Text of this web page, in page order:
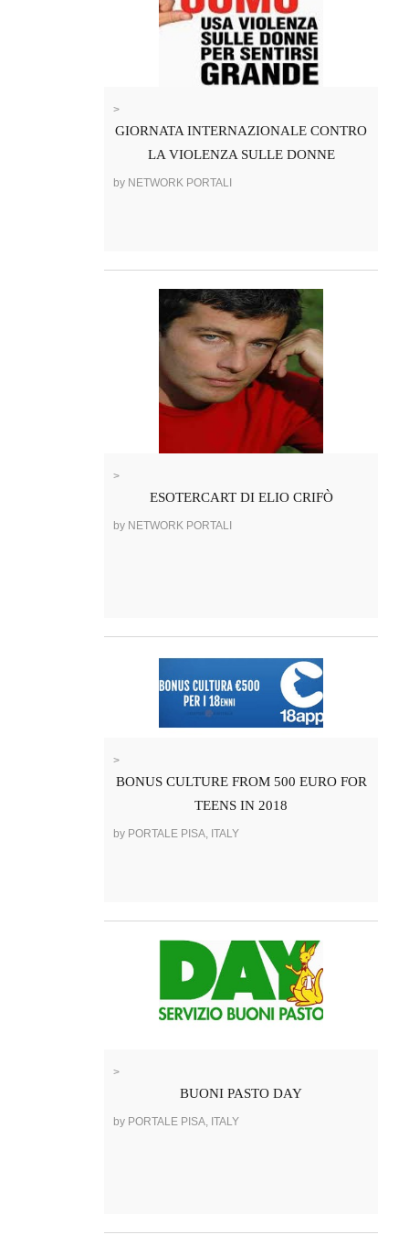
>
GIORNATA INTERNAZIONALE CONTRO
LA VIOLENZA SULLE DONNE
by NETWORK PORTALI
>
ESOTERCART DI ELIO CRIFÒ
by NETWORK PORTALI
>
BONUS CULTURE FROM 500 EURO FOR
TEENS IN 2018
by PORTALE PISA, ITALY
>
BUONI PASTO DAY
by PORTALE PISA, ITALY